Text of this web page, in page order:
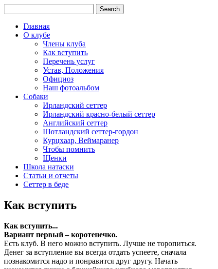
Главная
О клубе
Члены клуба
Как вступить
Перечень услуг
Устав, Положения
Официоз
Наш фотоальбом
Собаки
Ирландский сеттер
Ирландский красно-белый сеттер
Английский сеттер
Шотландский сеттер-гордон
Курцхаар, Веймаранер
Чтобы помнить
Щенки
Школа натаски
Статьи и отчеты
Сеттер в беде
Как вступить
Как вступить...
Вариант первый – коротенечко.
Есть клуб. В него можно вступить. Лучше не торопиться.
Денег за вступление вы всегда отдать успеете, сначала
познакомится надо и понравится друг другу. Начать